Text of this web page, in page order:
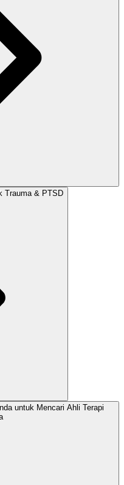
Trauma & PTSD
untuk Mencari Ahli Terapi